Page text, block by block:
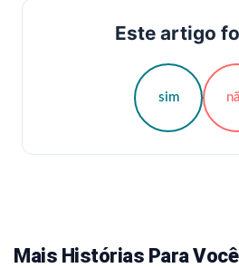
Este artigo
sim
Mais Histórias Para Você